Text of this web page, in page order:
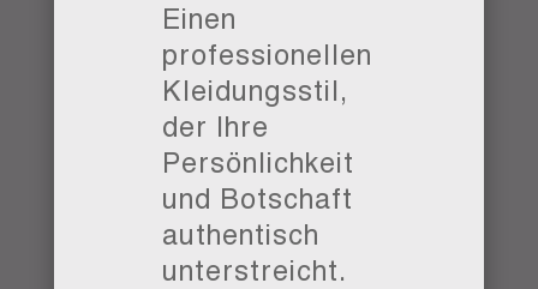
Einen
professionellen
Kleidungsstil,
der Ihre
Persönlichkeit
und Botschaft
authentisch
unterstreicht.